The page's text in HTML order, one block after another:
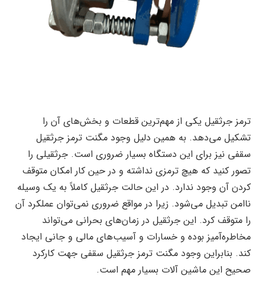
ترمز جرثقیل یکی از مهم‌ترین قطعات و بخش‌های آن را
تشکیل می‌دهد. به همین دلیل وجود مگنت ترمز جرثقیل
سقفی نیز برای این دستگاه بسیار ضروری است. جرثقیلی را
تصور کنید که هیچ ترمزی نداشته و در حین کار امکان متوقف
کردن آن وجود ندارد. در این حالت جرثقیل کاملاً به یک وسیله
ناامن تبدیل می‌شود. زیرا در مواقع ضروری نمی‌توان عملکرد آن
را متوقف کرد. این جرثقیل در زمان‌های بحرانی می‌تواند
مخاطره‌آمیز بوده و خسارات و آسیب‌های مالی و جانی ایجاد
کند. بنابراین وجود مگنت ترمز جرثقیل سقفی جهت کارکرد
صحیح این ماشین آلات بسیار مهم است.